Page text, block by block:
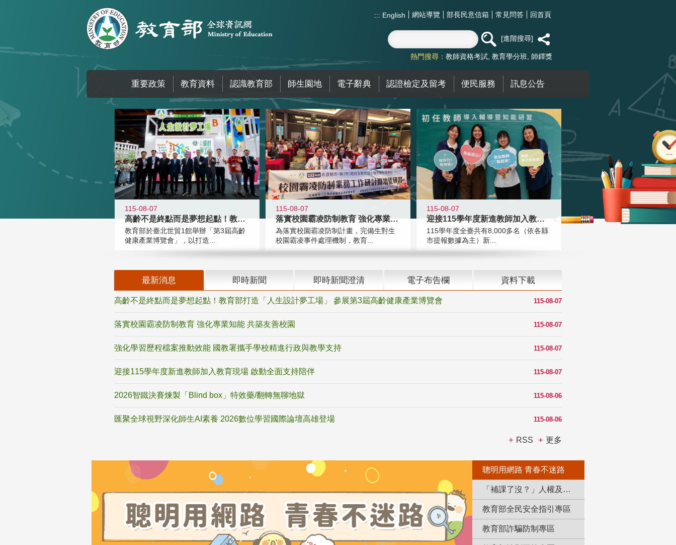
::: English 網站導覽 部長民意信箱 常見問答 回首頁
進階搜尋
熱門搜尋： 教師資格考試 教育學分班 師鐸獎
重要政策 教育資料 認識教育部 師生園地 電子辭典 認證檢定及留考 便民服務 訊息公告
:::
115-08-07
高齡不是終點而是夢想起點！教育部打
教育部於臺北世貿1館舉辦「第3屆高齡
健康產業博覽會」，以打造...
115-08-07
落實校園霸凌防制教育 強化專業知能
為落實校園霸凌防制計畫，完備生對生
校園霸凌事件處理機制，教育...
115-08-07
迎接115學年度新進教師加入教育現
115學年度全臺共有8,000多名（依各縣
市提報數據為主）新...
最新消息 即時新聞 即時新聞澄清 電子布告欄 資料下載
115-08-07
高齡不是終點而是夢想起點！教育部打造「人生設計夢工場」 參展第3屆高齡健康產業博覽會
115-08-07
落實校園霸凌防制教育 強化專業知能 共築友善校園
115-08-07
強化學習歷程檔案推動效能 國教署攜手學校精進行政與教學支持
115-08-07
迎接115學年度新進教師加入教育現場 啟動全面支持陪伴
115-08-06
2026智鐵決賽煉製「Blind box」特效藥/翻轉無聊地獄
115-08-06
匯聚全球視野深化師生AI素養 2026數位學習國際論壇高雄登場
RSS 更多
聰明用網路 青春不迷路
「補課了沒？」人權及轉型正義教育專區
教育部全民安全指引專區
教育部詐騙防制專區